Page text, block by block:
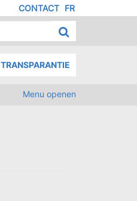
FR
CONTACT
TRANSPARANTIE
Menu openen